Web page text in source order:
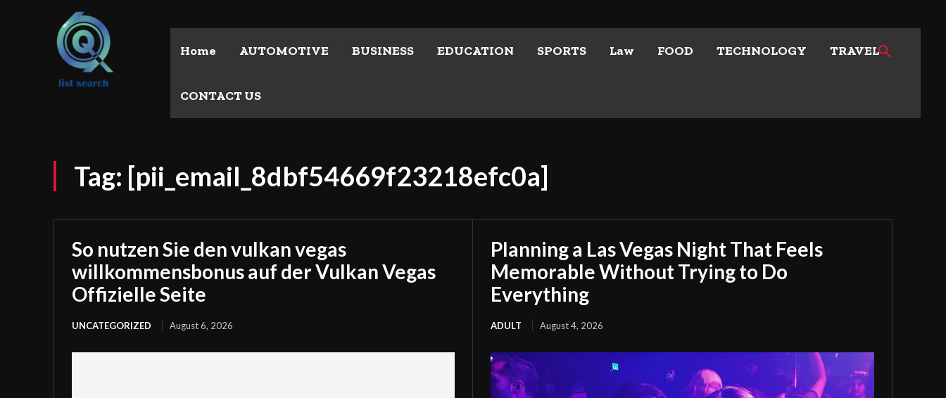
Home AUTOMOTIVE BUSINESS EDUCATION SPORTS Law FOOD TECHNOLOGY TRAVEL
CONTACT US
Tag: [pii_email_8dbf54669f23218efc0a]
So nutzen Sie den vulkan vegas
willkommensbonus auf der Vulkan Vegas
Offizielle Seite
UNCATEGORIZED August 6, 2026
Planning a Las Vegas Night That Feels
Memorable Without Trying to Do
Everything
ADULT August 4, 2026